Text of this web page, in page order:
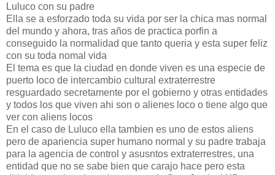
Luluco con su padre
Ella se a esforzado toda su vida por ser la chica mas normal
del mundo y ahora, tras años de practica porfin a
conseguido la normalidad que tanto queria y esta super feliz
con su toda nomal vida
El tema es que la ciudad en donde viven es una especie de
puerto loco de intercambio cultural extraterrestre
resguardado secretamente por el gobierno y otras entidades
y todos los que viven ahi son o alienes loco o tiene algo que
ver con aliens locos
En el caso de Luluco ella tambien es uno de estos aliens
pero de apariencia super humano normal y su padre trabaja
para la agencia de control y asusntos extraterrestres, una
entidad que no se sabe bien que carajo hace pero esta